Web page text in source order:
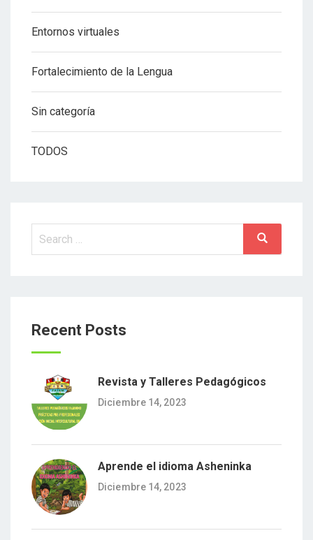
Entornos virtuales
Fortalecimiento de la Lengua
Sin categoría
TODOS
Recent Posts
Revista y Talleres Pedagógicos
Diciembre 14, 2023
Aprende el idioma Asheninka
Diciembre 14, 2023